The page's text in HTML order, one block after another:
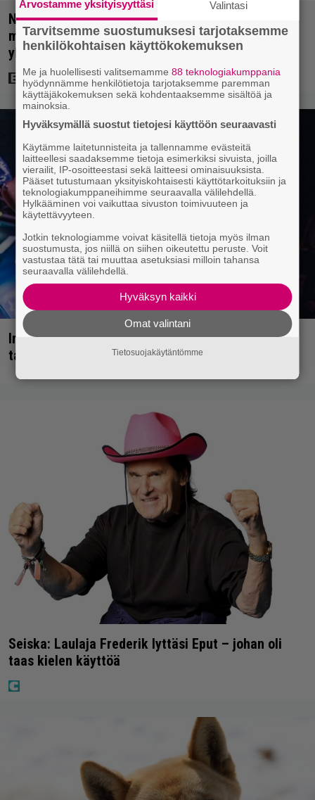
Nyt Netflixissä: Christopher Nolanin viiden tähden
mysteerileffa – ”Huikean hienosti kirjoitettu
yllätyskäänteiden sarja”
Iron Maidenin keulilla on laulanut tähän mennessä
tasan yksi legenda, julistaa ex-solisti
Seiska: Laulaja Frederik lyttäsi Eput – johan oli
taas kielen käyttöä
Arvostamme yksityisyyttäsi Valintasi
Tarvitsemme suostumuksesi tarjotaksemme
henkilökohtaisen käyttökokemuksen
Me ja huolellisesti valitsemamme88 teknologiakumppania
hyödynnämme henkilötietoja tarjotaksemme paremman
käyttäjäkokemuksen sekä kohdentaaksemme sisältöä ja
mainoksia.
Hyväksymällä suostut tietojesi käyttöön seuraavasti
Käytämme laitetunnisteita ja tallennamme evästeitä
laitteellesi saadaksemme tietoja esimerkiksi sivuista, joilla
vierailit, IP-osoitteestasi sekä laitteesi ominaisuuksista.
Pääset tutustumaan yksityiskohtaisesti käyttötarkoituksiin ja
teknologiakumppaneihimme seuraavalla välilehdellä.
Hylkääminen voi vaikuttaa sivuston toimivuuteen ja
käytettävyyteen.
Jotkin teknologiamme voivat käsitellä tietoja myös ilman
suostumusta, jos niillä on siihen oikeutettu peruste. Voit
vastustaa tätä tai muuttaa asetuksiasi milloin tahansa
seuraavalla välilehdellä.
Hyväksyn kaikki
Omat valintani
Tietosuojakäytäntömme